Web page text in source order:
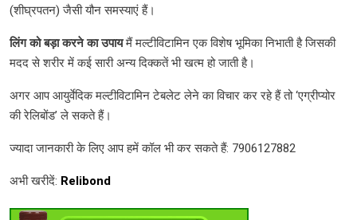
(शीघ्रपतन) जैसी यौन समस्याएं हैं।
लिंगकोबड़ाकरनेकाउपायमैं मल्टीविटामिन एक विशेष भूमिका निभाती है जिसकी
मदद से शरीर में कई सारी अन्य दिक्कतें भी खत्म हो जाती है।
अगर आप आयुर्वेदिक मल्टीविटामिन टेबलेट लेने का विचार कर रहे हैं तो ‘एग्रीप्योर
की रेलिबोंड’ ले सकते हैं।
ज्यादा जानकारी के लिए आप हमें कॉल भी कर सकते हैं: 7906127882
अभी खरीदें: Relibond